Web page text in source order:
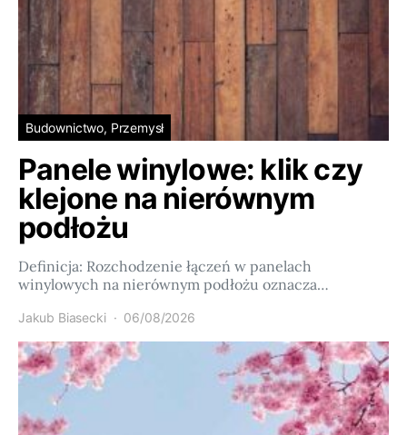
Budownictwo, Przemysł
Panele winylowe: klik czy
klejone na nierównym
podłożu
Definicja: Rozchodzenie łączeń w panelach
winylowych na nierównym podłożu oznacza…
Jakub Biasecki 06/08/2026